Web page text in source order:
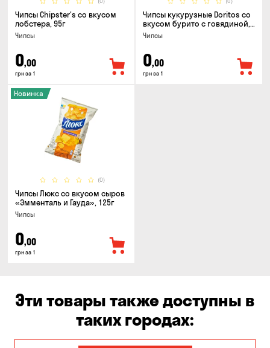
Чипсы Chipster's со вкусом
лобстера, 95г
Чипсы
0,00
грн за 1
Чипсы кукурузные Doritos со
вкусом бурито с говядиной,
90г
Чипсы
0,00
грн за 1
(0)
Новинка
Чипсы Люкс со вкусом сыров
«Эмменталь и Гауда», 125г
Чипсы
0,00
грн за 1
Эти товары также доступны в
таких городах: